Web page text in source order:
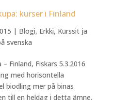
kurser i Finland
| Blogi, Erkki, Kurssit ja
svenska
Finland, Fiskars 5.3.2016
med horisontella
biodling mer på binas
till en heldag i detta ämne.